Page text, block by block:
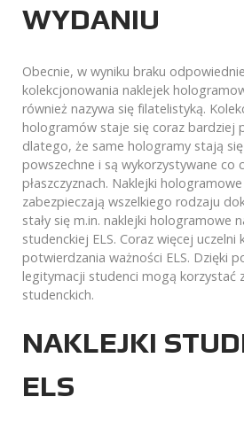
WYDANIU
Obecnie, w wyniku braku
kolekcjonowania naklejek
również nazywa się filatelistyką.
hologramów staje się coraz bardziej
dlatego, że same hologramy stają
powszechne i są wykorzystywane co
płaszczyznach. Naklejki
zabezpieczają wszelkiego rodzaju
stały się m.in. naklejki hologramowe
studenckiej ELS. Coraz więcej uczelni
potwierdzania ważności ELS. Dzięki
legitymacji studenci mogą korzystać
studenckich.
NAKLEJKI
ELS